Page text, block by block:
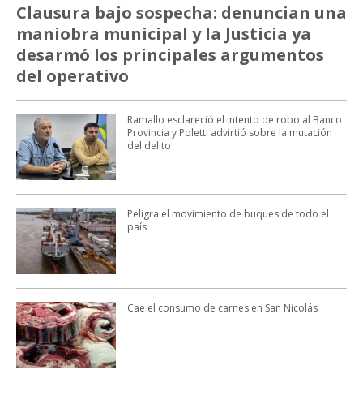
Clausura bajo sospecha: denuncian una
maniobra municipal y la Justicia ya
desarmó los principales argumentos
del operativo
Ramallo esclareció el intento de robo al Banco
Provincia y Poletti advirtió sobre la mutación
del delito
Peligra el movimiento de buques de todo el
país
Cae el consumo de carnes en San Nicolás